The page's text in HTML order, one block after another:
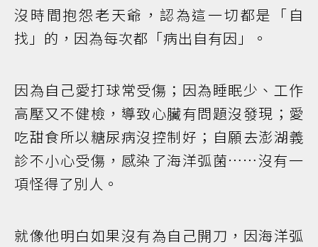
沒時間抱怨老天爺，認為這一切都是「自
找」的，因為每次都「病出自有因」。
因為自己愛打球常受傷；因為睡眠少、工作
高壓又不健檢，導致心臟有問題沒發現；愛
吃甜食所以糖尿病沒控制好；自願去澎湖義
診不小心受傷，感染了海洋弧菌……沒有一
項怪得了別人。
就像他明白如果沒有為自己開刀，因海洋弧